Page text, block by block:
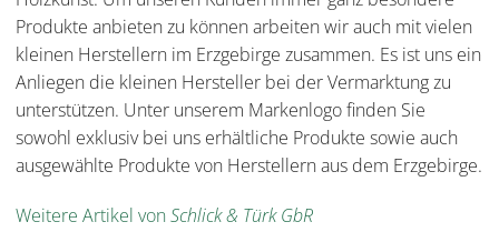
Produkte anbieten zu können arbeiten wir auch mit vielen
kleinen Herstellern im Erzgebirge zusammen. Es ist uns ein
Anliegen die kleinen Hersteller bei der Vermarktung zu
unterstützen. Unter unserem Markenlogo finden Sie
sowohl exklusiv bei uns erhältliche Produkte sowie auch
ausgewählte Produkte von Herstellern aus dem Erzgebirge.
Weitere Artikel vonSchlick & Türk GbR